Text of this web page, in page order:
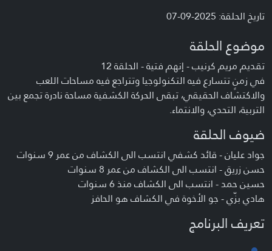
تاريخ الحلقة: 2025-09-07
موضوع الحلقة
تقديم مريم كرنيب - إنهم فتية - الحلقة 12
في زمنٍ تتسارع فيه التكنولوجيا وتتراجع فيه مساحات اللعب
والاكتشاف الحقيقي، تبقى الحركة الكشفية مساحة نادرة تجمع بين
التربية، التحدي، والانتماء.
ضيوف الحلقة
جواد عليان - قائد كشفي انتسب الى الكشاف من عمر 9 سنوات
حسن زريق - انتسب الى الكشاف من عمر 8 سنوات
حسين حمد - انتسب الى الكشاف منذ 6 سنوات
هادي بزّي - جو الأخوة في الكشاف هو الحافز
تعريف البرنامج
برنامج أسبوعي اجتماعي - ثقافي - شبابي منوّع متخصص وموجه